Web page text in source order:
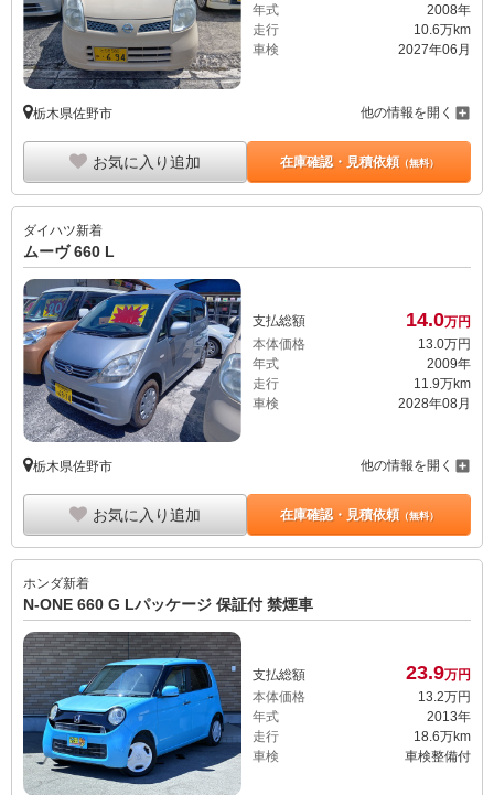
年式
2008年
走行
10.6万km
車検
2027年06月
栃木県佐野市 他の情報を開く
お気に入り追加 在庫確認・見積依頼（無料）
ダイハツ新着
ムーヴ 660 L
支払総額 14.0万円
本体価格
13. 0万円
年式
2009年
走行
11.9万km
車検
2028年08月
栃木県佐野市 他の情報を開く
お気に入り追加 在庫確認・見積依頼（無料）
ホンダ新着
N-ONE 660 G Lパッケージ 保証付 禁煙車
支払総額 23.9万円
本体価格
13.2万円
年式
2013年
走行
18.6万km
車検
車検整備付